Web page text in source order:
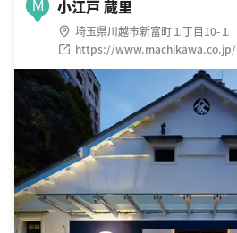
M 小江戸 蔵里
埼玉県川越市新富町１丁目10-１
https://www.machikawa.co.jp/